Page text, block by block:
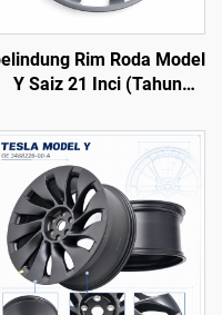
Rim Roda Model
Y Saiz 21 Inci (Tahun